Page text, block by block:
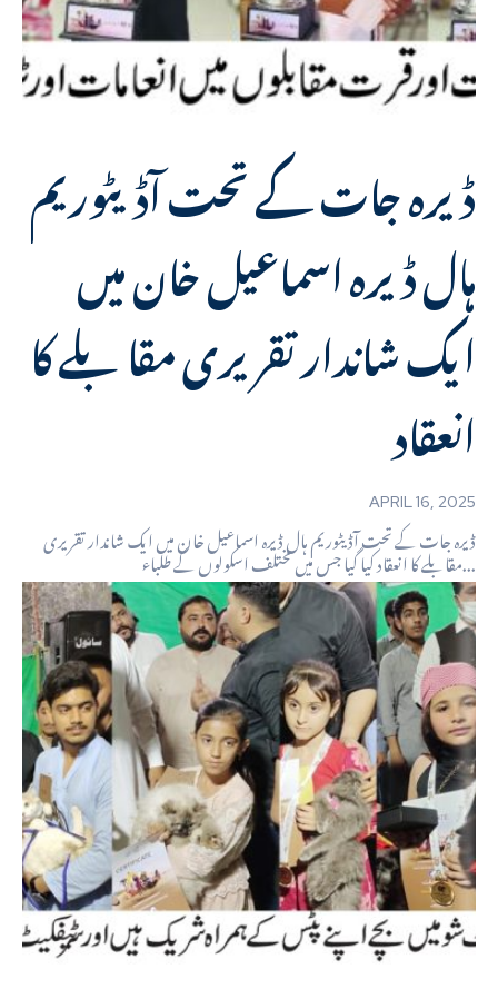
ڈیرہ جات کے تحت آڈیٹوریم
ہال ڈیرہ اسماعیل خان میں
ایک شاندار تقریری مقابلے کا
انعقاد
APRIL 16, 2025
ڈیرہ جات کے تحت آڈیٹوریم ہال ڈیرہ اسماعیل خان میں ایک شاندار تقریری
مقابلے کا انعقاد کیا گیا جس میں مختلف اسکولوں کے طلباء...